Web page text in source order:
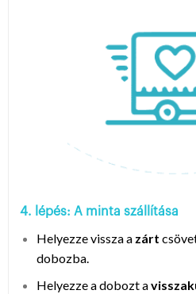
4. lépés: A minta szállítása
Helyezze vissza a zárt
dobozba.
Helyezze a dobozt a